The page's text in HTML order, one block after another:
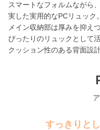
スマートなフォルムながら
実した実用的なPCリュック。
メイン収納部は厚みを抑え
ぴったりのリュックとして
クッション性のある背面設
すっきりと